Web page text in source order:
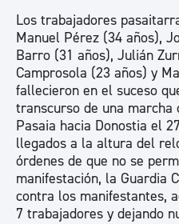
Los trabajadores
Manuel Pérez (34 años),
Barro (31 años), Julián
Camprosola (23 años) y
fallecieron en el suceso
transcurso de una
Pasaia hacia Donostia el
llegados a la altura del
órdenes de que no se
manifestación, la Guardia
contra los manifestantes,
7 trabajadores y dejando